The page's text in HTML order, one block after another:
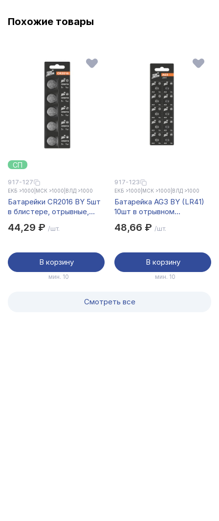
Похожие товары
СП
917-127
ЕКБ >1000 МСК >1000 ВЛД >1000
Батарейки CR2016 BY 5шт
в блистере, отрывные,
44,29 ₽ /шт.
В корзину
мин. 10
917-123
ЕКБ >1000 МСК >1000 ВЛД >1000
Батарейка AG3 BY (LR41)
10шт в отрывном
48,66 ₽ /шт.
В корзину
мин. 10
Смотреть все